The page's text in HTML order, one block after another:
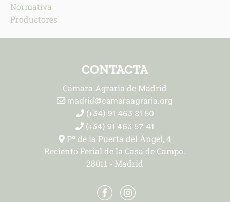
Normativa
Productores
CONTACTA
Cámara Agraria de Madrid
madrid@camaraagraria.org
(+34) 91 463 81 50
(+34) 91 463 57 41
Pº de la Puerta del Ángel, 4
Reciento Ferial de la Casa de Campo.
28011 - Madrid